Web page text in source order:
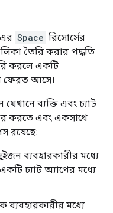
এর Space রিসোর্সের
তৈরি করার পদ্ধতি
করলে একটি
ফেরত আসে।
ব্যক্তি এবং চ্যাট
করতে এবং একসাথে
রয়েছে:
ব্যবহারকারীর মধ্যে
চ্যাট অ্যাপের মধ্যে
ব্যবহারকারীর মধ্যে